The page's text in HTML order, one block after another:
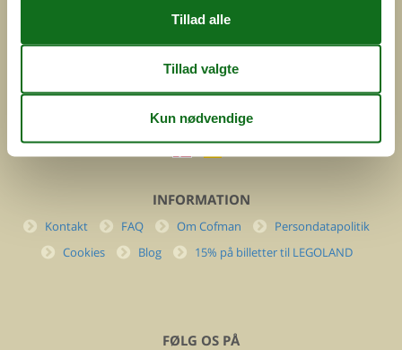
DK-7400 Herning
Danmark
Momsnr.: DK26347688
(+45) 7877 0427
INFORMATION
Kontakt FAQ Om Cofman
Persondatapolitik
Cookies
Blog 15% på billetter til LEGOLAND
FØLG OS PÅ